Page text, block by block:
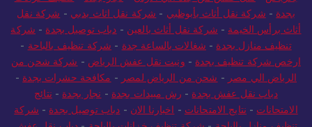
بالرياض
نقل عفش من جدة الي الاردن نجار بجدة
تنظيف خزانات
بجدة
- شركة نقل أثاث بأبوظبي - شركة نقل اثاث بدبي
شركة نقل
أثاث برأس الخيمة
شركة نقل أثاث بالعين دباب توصيل بجدة -
شركة
تنظيف منازل بجدة
شغالات بالساعة جدة - شركة تنظيف بالباحة
ارخص شركة تنظيف بجدة
ونيت نقل عفش الرياض
شركة شحن من
الرياض الي مصر- شحن من الرياض لمصر- مكافحة حشرات بجدة
دباب نقل عفش بجدة
رش مبيدات بجدة- نجار بجدة
نتائج
الامتحانات - نتايج الامتحانات اخبارنا الان - دباب توصيل بجدة -
شركة